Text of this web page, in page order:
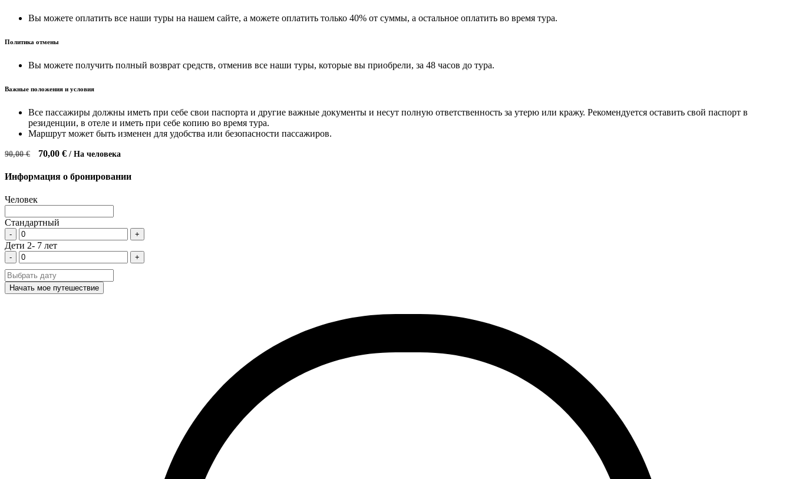
Вы можете оплатить все наши туры на нашем сайте, а можете оплатить только 40% от суммы, а остальное оплатить во время тура.
Политика отмены
Вы можете получить полный возврат средств, отменив все наши туры, которые вы приобрели, за 48 часов до тура.
Важные положения и условия
Все пассажиры должны иметь при себе свои паспорта и другие важные документы и несут полную ответственность за утерю или кражу. Рекомендуется оставить свой паспорт в
резиденции, в отеле и иметь при себе копию во время тура.
Маршрут может быть изменен для удобства или безопасности пассажиров.
90,00 € 70,00 € / На человека
Информация о бронировании
Человек
Стандартный
- +
Дети 2- 7 лет
- +
Начать мое путешествие